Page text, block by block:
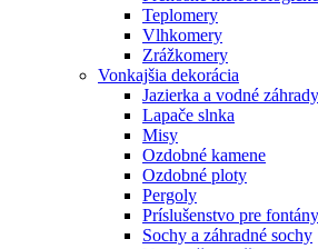
Teplomery
Vlhkomery
Zrážkomery
Vonkajšia dekorácia
Jazierka a vodné záhrady
Lapače slnka
Misy
Ozdobné kamene
Ozdobné ploty
Pergoly
Príslušenstvo pre fontány
Sochy a záhradné sochy